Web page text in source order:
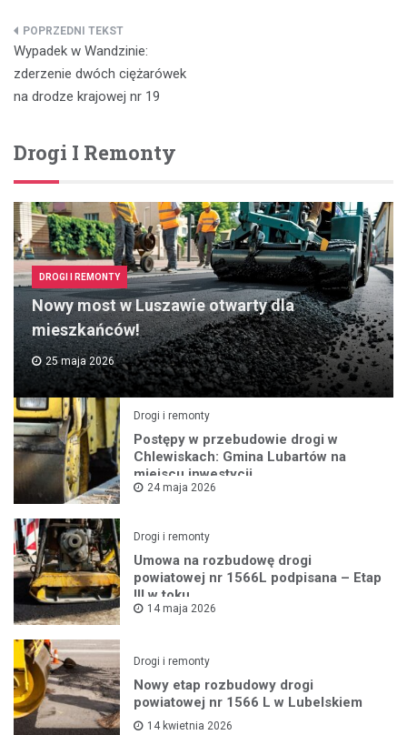
Nawigacja
wpisu
Wypadek w Wandzinie:
zderzenie dwóch ciężarówek
na drodze krajowej nr 19
Drogi I Remonty
DROGI I REMONTY
Nowy most w Luszawie otwarty dla
mieszkańców!
25 maja 2026
Drogi i remonty
Postępy w przebudowie drogi w
Chlewiskach: Gmina Lubartów na
miejscu inwestycji
24 maja 2026
Drogi i remonty
Umowa na rozbudowę drogi
powiatowej nr 1566L podpisana – Etap
III w toku
14 maja 2026
Drogi i remonty
Nowy etap rozbudowy drogi
powiatowej nr 1566 L w Lubelskiem
14 kwietnia 2026